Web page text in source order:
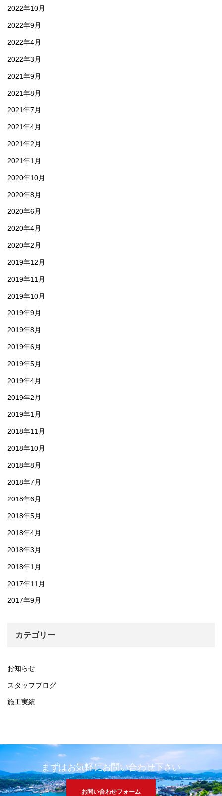
2022年10月
2022年9月
2022年4月
2022年3月
2021年9月
2021年8月
2021年7月
2021年4月
2021年2月
2021年1月
2020年10月
2020年8月
2020年6月
2020年4月
2020年2月
2019年12月
2019年11月
2019年10月
2019年9月
2019年8月
2019年6月
2019年5月
2019年4月
2019年2月
2019年1月
2018年11月
2018年10月
2018年8月
2018年7月
2018年6月
2018年5月
2018年4月
2018年3月
2018年1月
2017年11月
2017年9月
カテゴリー
お知らせ
スタッフブログ
施工実績
まずはお気軽にお問い合わせ下さい
お問い合わせフォーム